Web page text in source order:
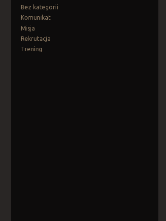
Bez kategorii
Komunikat
Misja
Rekrutacja
Trening